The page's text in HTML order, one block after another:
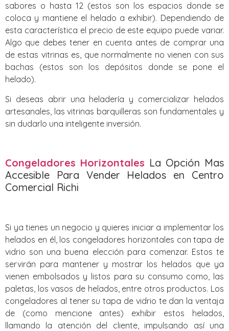
sabores o hasta 12 (estos son los espacios donde se
coloca y mantiene el helado a exhibir). Dependiendo de
esta característica el precio de este equipo puede variar.
Algo que debes tener en cuenta antes de comprar una
de estas vitrinas es, que normalmente no vienen con sus
bachas (estos son los depósitos donde se pone el
helado).
Si deseas abrir una heladería y comercializar helados
artesanales, las vitrinas barquilleras son fundamentales y
sin dudarlo una inteligente inversión.
Congeladores Horizontales La Opción Mas
Accesible Para Vender Helados en Centro
Comercial Richi
Si ya tienes un negocio y quieres iniciar a implementar los
helados en él, los congeladores horizontales con tapa de
vidrio son una buena elección para comenzar. Estos te
servirán para mantener y mostrar los helados que ya
vienen embolsados y listos para su consumo como, las
paletas, los vasos de helados, entre otros productos. Los
congeladores al tener su tapa de vidrio te dan la ventaja
de (como mencione antes) exhibir estos helados,
llamando la atención del cliente, impulsando así una